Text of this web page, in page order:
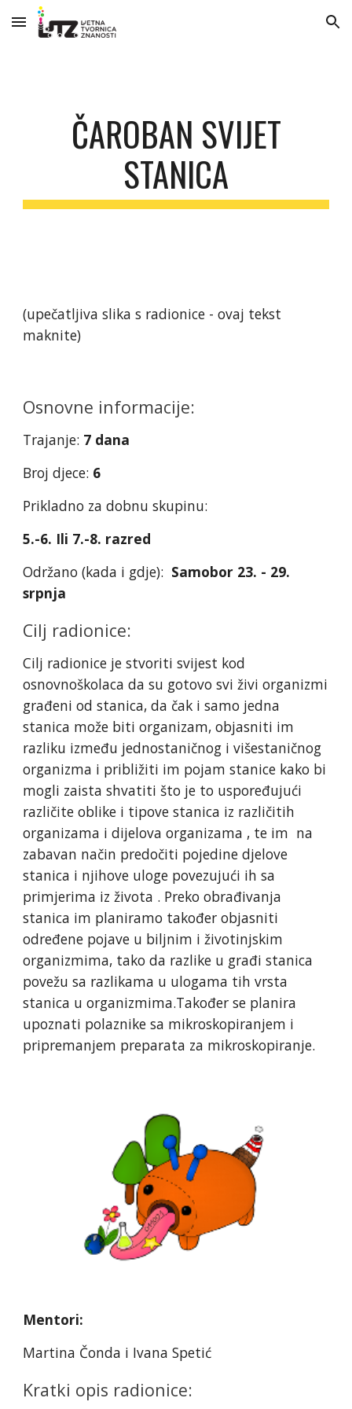
Skip to main content Skip to navigation
ČAROBAN SVIJET
STANICA
(upečatljiva slika s radionice - ovaj tekst
maknite)
Osnovne informacije:
Trajanje: 7 dana
Broj djece: 6
Prikladno za dobnu skupinu:
5.-6. Ili 7.-8. razred
Održano (kada i gdje): Samobor 23. - 29.
srpnja
Cilj radionice:
Cilj radionice je stvoriti svijest kod
osnovnoškolaca da su gotovo svi živi organizmi
građeni od stanica, da čak i samo jedna
stanica može biti organizam, objasniti im
razliku između jednostaničnog i višestaničnog
organizma i približiti im pojam stanice kako bi
mogli zaista shvatiti što je to uspoređujući
različite oblike i tipove stanica iz različitih
organizama i dijelova organizama , te im na
zabavan način predočiti pojedine djelove
stanica i njihove uloge povezujući ih sa
primjerima iz života . Preko obrađivanja
stanica im planiramo također objasniti
određene pojave u biljnim i životinjskim
organizmima, tako da razlike u građi stanica
povežu sa razlikama u ulogama tih vrsta
stanica u organizmima.Također se planira
upoznati polaznike sa mikroskopiranjem i
pripremanjem preparata za mikroskopiranje.
Mentori:
Martina Čonda i Ivana Spetić
Kratki opis radionice: